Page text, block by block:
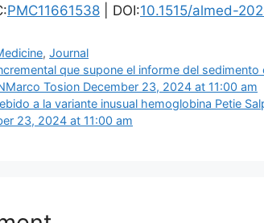
PMC11661538 | DOI:10.1515/almed-
,Journal
que supone el informe del
Tosion December 23, 2024 at 11:00 am
a la variante inusual hemoglobina Petie
23, 2024 at 11:00 am